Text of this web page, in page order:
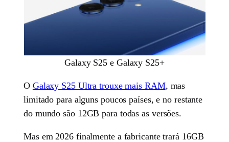
Galaxy S25 e Galaxy S25+
O Galaxy S25 Ultra trouxe mais RAM, mas
limitado para alguns poucos países, e no restante
do mundo são 12GB para todas as versões.
Mas em 2026 finalmente a fabricante trará 16GB